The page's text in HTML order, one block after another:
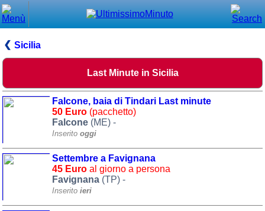
Sicilia
Last Minute in Sicilia
Falcone, baia di Tindari Last minute
50 Euro (pacchetto)
Falcone (ME) -
Inserito oggi
Settembre a Favignana
45 Euro al giorno a persona
Favignana (TP) -
Inserito ieri
Menù principale
⌂ Home
🕐 First Minute
Trova vicino a te
➕ Inserisci annuncio